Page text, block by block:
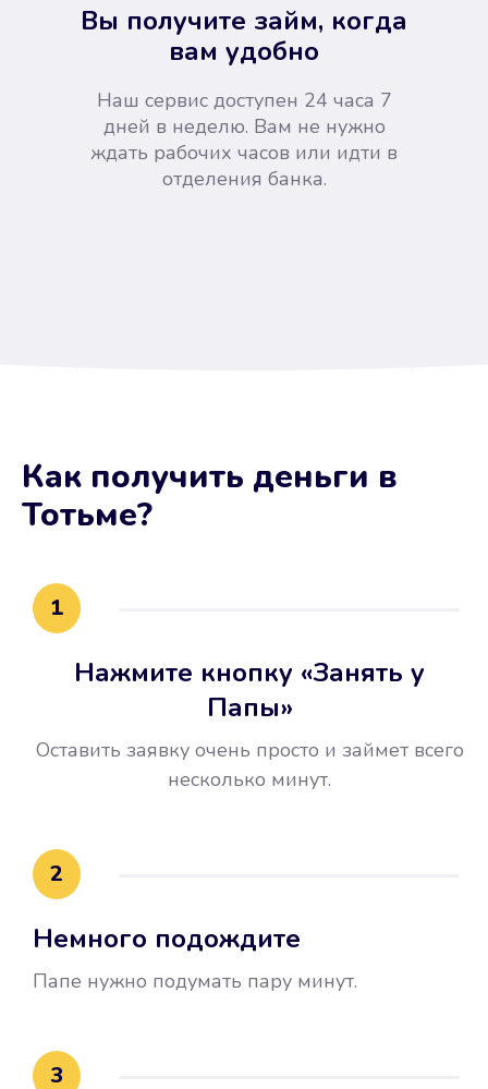
Вы получите займ, когда
вам удобно
Наш сервис доступен 24 часа 7
дней в неделю. Вам не нужно
ждать рабочих часов или идти в
отделения банка.
Не потребовались справки, залоги
и поручители. Папа вам доверяет.
воспользовались бесплатной
это открыло новые возможности в
Как получить деньги в
Тотьме?
1
Нажмите кнопку «Занять у
Папы»
Оставить заявку очень просто и займет всего
несколько минут.
2
Немного подождите
Папе нужно подумать пару минут.
3